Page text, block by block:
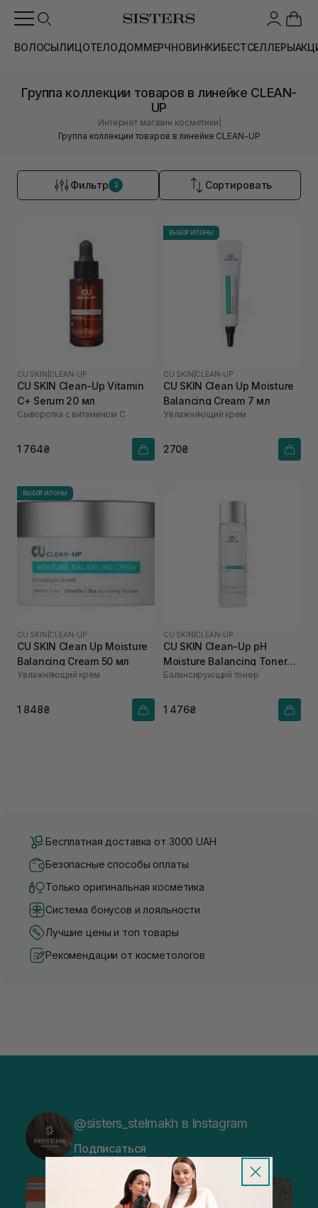
ВОЛОСЫЛИЦОТЕЛОДОММЕРЧНОВИНКИБЕСТСЕЛЛЕРЫ
Группа коллекции товаров в линейке CLEAN-
UP
Интернет магазин косметики
Группа коллекции товаров в линейке CLEAN-UP
Фильтр 2 Сортировать
CU SKIN CLEAN-UP
CU SKIN Clean-Up Vitamin
C+ Serum 20 мл
Сыворотка с витамином С
1 764₴
ВЫБОР ИЛОНЫ
CU SKIN CLEAN-UP
CU SKIN Clean Up Moisture
Balancing Cream 7 мл
Увлажняющий крем
270₴
ВЫБОР ИЛОНЫ
CU SKIN CLEAN-UP
CU SKIN Clean Up Moisture
Balancing Cream 50 мл
Увлажняющий крем
1 848₴
CU SKIN CLEAN-UP
CU SKIN Clean-Up pH
Moisture Balancing Toner
200 мл
Балансирующий тонер
1 476₴
Бесплатная доставка от 3000 UAH
Безопасные способы оплаты
Только оригинальная косметика
Система бонусов и лояльности
Лучшие цены и топ товары
Рекомендации от косметологов
@sisters_stelmakh в Instagram
Подписаться